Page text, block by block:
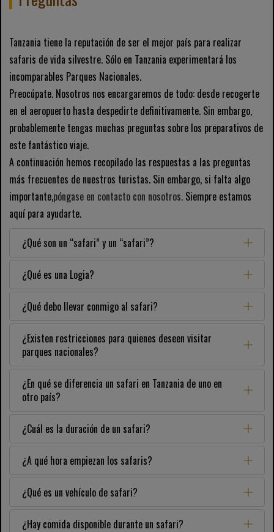
Tanzania tiene la reputación de ser el mejor país para realizar
safaris de vida silvestre. Sólo en Tanzania experimentará los
incomparables Parques Nacionales.
Preocúpate. Nosotros nos encargaremos de todo: desde recogerte
en el aeropuerto hasta despedirte definitivamente. Sin embargo,
probablemente tengas muchas preguntas sobre los preparativos de
este fantástico viaje.
A continuación hemos recopilado las respuestas a las preguntas
más frecuentes de nuestros turistas. Sin embargo, si falta algo
importante,póngase en contacto con nosotros. Siempre estamos
aquí para ayudarte.
¿Qué son un “safari” y un “safari”?
¿Qué es una Logia?
¿Qué debo llevar conmigo al safari?
¿Existen restricciones para quienes deseen visitar
parques nacionales?
¿En qué se diferencia un safari en Tanzania de uno en
otro país?
¿Cuál es la duración de un safari?
¿A qué hora empiezan los safaris?
¿Qué es un vehículo de safari?
¿Hay comida disponible durante un safari?